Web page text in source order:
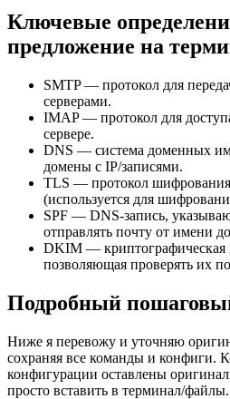
Ключевые
предложение на
SMTP — протокол для
серверами.
IMAP — протокол для
сервере.
DNS — система доменных
домены с IP/записями.
TLS — протокол шифрования
(используется для
SPF — DNS-запись,
отправлять почту от имени
DKIM — криптографическая
позволяющая проверять их
Подробный
Ниже я перевожу и уточняю
сохраняя все команды и конфиги.
конфигурации оставлены
просто вставить в терминал/файлы.